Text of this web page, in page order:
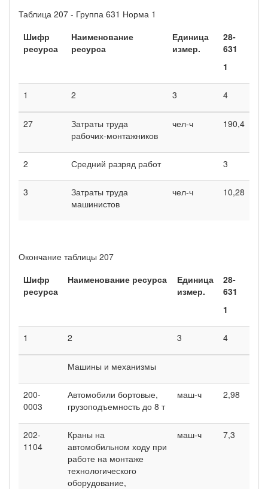
Таблица 207 - Группа 631 Норма 1
Шифр
ресурса
Наименование
ресурса
Единица
измер.
28-
631
1
1 2 3 4
27
Затраты труда
рабочих-монтажников
чел-ч 190,4
2 Средний разряд работ 3
3
Затраты труда
машинистов
чел-ч 10,28
Окончание таблицы 207
Шифр
ресурса
Наименование ресурса
Единица
измер.
28-
631
1
1 2 3 4
Машины и механизмы
200-
0003
Автомобили бортовые,
грузоподъемность до 8 т
маш-ч 2,98
202-
1104
Краны на
автомобильном ходу при
работе на монтаже
технологического
оборудование,
маш-ч 7,3